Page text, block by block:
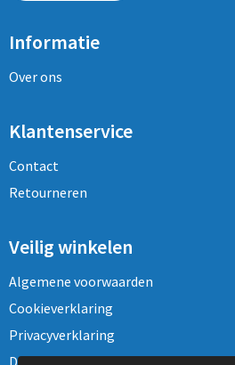
Informatie
Over ons
Klantenservice
Contact
Retourneren
Veilig winkelen
Algemene voorwaarden
Cookieverklaring
Privacyverklaring
Disclaimer